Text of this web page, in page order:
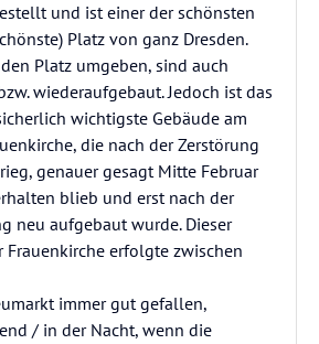
und ist einer der schönsten
Platz von ganz Dresden.
Platz umgeben, sind auch
wiederaufgebaut. Jedoch ist das
wichtigste Gebäude am
die nach der Zerstörung
genauer gesagt Mitte Februar
blieb und erst nach der
neu aufgebaut wurde. Dieser
Frauenkirche erfolgte zwischen
immer gut gefallen,
/ in der Nacht, wenn die